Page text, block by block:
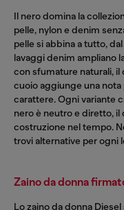
Il nero domina la
pelle, nylon e denim
pelle si abbina a tutto,
lavaggi denim ampliano
con sfumature naturali,
cuoio aggiunge una
carattere. Ogni variante
nero è neutro e diretto, il
costruzione nel tempo.
trovi alternative per ogni
Zaino da donna
Lo zaino da donna